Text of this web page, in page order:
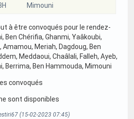
Mimouni
à être convoqués pour le rendez-
Ben Chérifia, Ghanmi, Yaâkoubi,
Amamou, Meriah, Dagdoug, Ben
Meddaoui, Chaâlali, Falleh, Ayeb,
Berrima, Ben Hammouda, Mimouni
convoqués
sont disponibles
(15-02-2023 07:45)